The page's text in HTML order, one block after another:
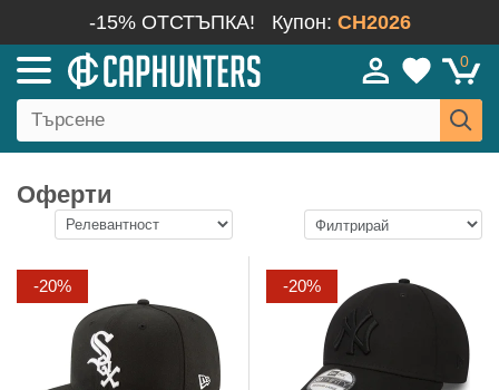
-15% ОТСТЪПКА! Купон: CH2026
0
Оферти
-20% -20%